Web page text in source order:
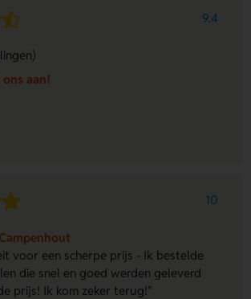
9.4
aan!
10
voor een scherpe prijs - Ik bestelde
die snel en goed werden geleverd
prijs! Ik kom zeker terug!"